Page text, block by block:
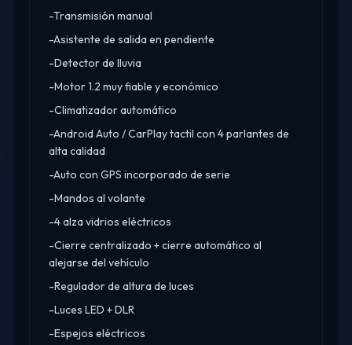
-Transmisión manual
-Asistente de salida en pendiente
-Detector de lluvia
-Motor 1.2 muy fiable y económico
-Climatizador automático
-Android Auto / CarPlay tactil con 4 parlantes de
alta calidad
-Auto con GPS incorporado de serie
-Mandos al volante
-4 alza vidrios eléctricos
-Cierre centralizado + cierre automático al
alejarse del vehículo
-Regulador de altura de luces
-Luces LED + DLR
-Espejos eléctricos